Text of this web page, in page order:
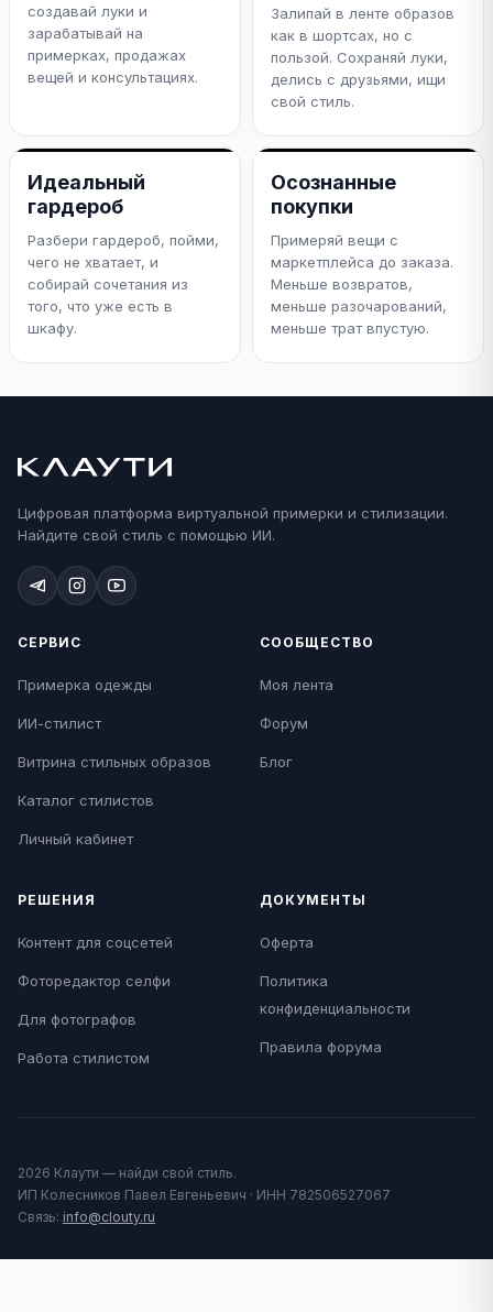
создавай луки и
зарабатывай на
примерках, продажах
вещей и консультациях.
Залипай в ленте образов
как в шортсах, но с
пользой. Сохраняй луки,
делись с друзьями, ищи
свой стиль.
Идеальный
гардероб
Разбери гардероб, пойми,
чего не хватает, и
собирай сочетания из
того, что уже есть в
шкафу.
Осознанные
покупки
Примеряй вещи с
маркетплейса до заказа.
Меньше возвратов,
меньше разочарований,
меньше трат впустую.
Цифровая платформа виртуальной примерки и стилизации.
Найдите свой стиль с помощью ИИ.
СЕРВИС
Примерка одежды
ИИ-стилист
Витрина стильных образов
Каталог стилистов
Личный кабинет
СООБЩЕСТВО
Моя лента
Форум
Блог
РЕШЕНИЯ
Контент для соцсетей
Фоторедактор селфи
Для фотографов
Работа стилистом
ДОКУМЕНТЫ
Оферта
Политика
конфиденциальности
Правила форума
2026 Клаути — найди свой стиль.
ИП Колесников Павел Евгеньевич · ИНН 782506527067
Связь: info@clouty.ru